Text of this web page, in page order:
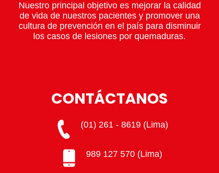
Nuestro principal objetivo es mejorar la calidad
de vida de nuestros pacientes y promover una
cultura de prevención en el país para disminuir
los casos de lesiones por quemaduras.
CONTÁCTANOS
(01) 261 - 8619 (Lima)
989 127 570 (Lima)